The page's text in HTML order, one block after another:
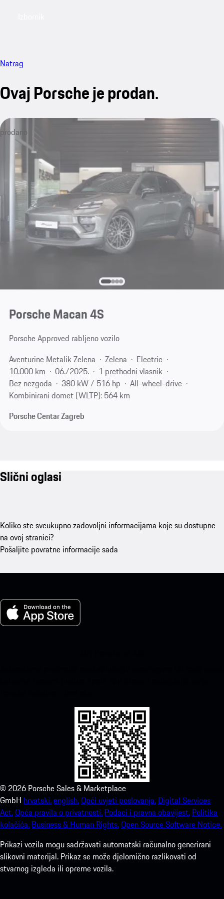
Natrag
Ovaj Porsche je prodan.
prodano
Porsche Macan 4S
Porsche Approved rabljeno vozilo
Aventurine Metalik Zelena
Zelena
Electric
10.000 km
06./2025.
1 prethodni vlasnik
Bez nezgoda
380 kW / 516 hp
All-wheel-drive
Kombinirani domet (WLTP): 564 km
Porsche Centar Zagreb
Slični oglasi
Koliko ste sveukupno zadovoljni informacijama koje su dostupne
na ovoj stranici?
Pošaljite povratne informacije sada
© 2026 Porsche Sales & Marketplace
GmbH hrvatski.english.Opći uvjeti poslovanja. Digital Services
Act.Opća pravila o privatnosti. Podaci i pravna obavijest. Politika
kolačića. Business & Human Rights.Open Source Software Notice.
Prikazi vozila mogu sadržavati automatski računalno generirani
slikovni materijal. Prikaz se može djelomično razlikovati od
stvarnog izgleda ili opreme vozila.